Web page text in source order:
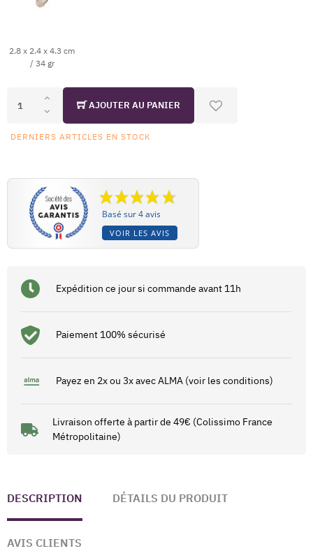
2.8 x 2.4 x 4.3 cm
/ 34 gr
AJOUTER AU PANIER
DERNIERS ARTICLES EN STOCK
Basé sur 4 avis
VOIR LES AVIS
Expédition ce jour si commande avant 11h
Paiement 100% sécurisé
Payez en 2x ou 3x avec ALMA (voir les conditions)
Livraison offerte à partir de 49€ (Colissimo France
Métropolitaine)
DESCRIPTION DÉTAILS DU PRODUIT
AVIS CLIENTS